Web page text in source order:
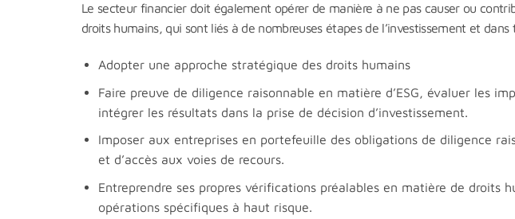
Le secteur financier doit également opérer de manière à ne pas causer ou
droits humains, qui sont liés à de nombreuses étapes de l’investissement et dans
Adopter une approche stratégique des droits humains
Faire preuve de diligence raisonnable en matière d’ESG, évaluer les
intégrer les résultats dans la prise de décision d’investissement.
Imposer aux entreprises en portefeuille des obligations de diligence
et d’accès aux voies de recours.
Entreprendre ses propres vérifications préalables en matière de droits
opérations spécifiques à haut risque.